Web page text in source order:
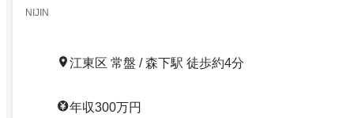
NIJIN
江東区 常盤 / 森下駅 徒歩約4分
年収300万円